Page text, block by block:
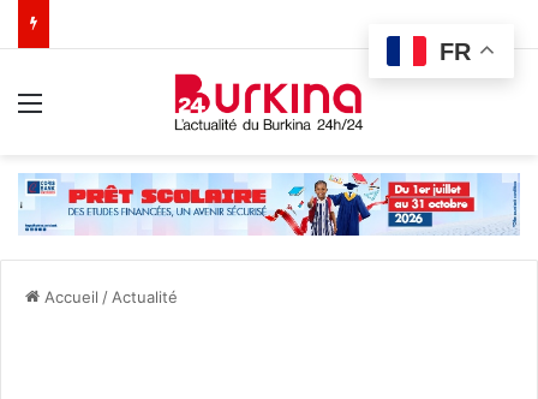
Accueil / Actualité
FR